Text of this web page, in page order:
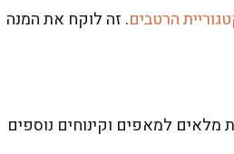
הרטבים. זה לוקח את המנה
מלאים למאפים וקינוחים נוספים